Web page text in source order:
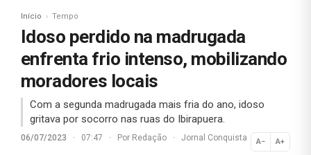
Início Tempo
Idoso perdido na madrugada
enfrenta frio intenso, mobilizando
moradores locais
Com a segunda madrugada mais fria do ano, idoso
gritava por socorro nas ruas do Ibirapuera.
06/07/2023 · 07:47 · Por Redação · Jornal Conquista A− A+
Normal